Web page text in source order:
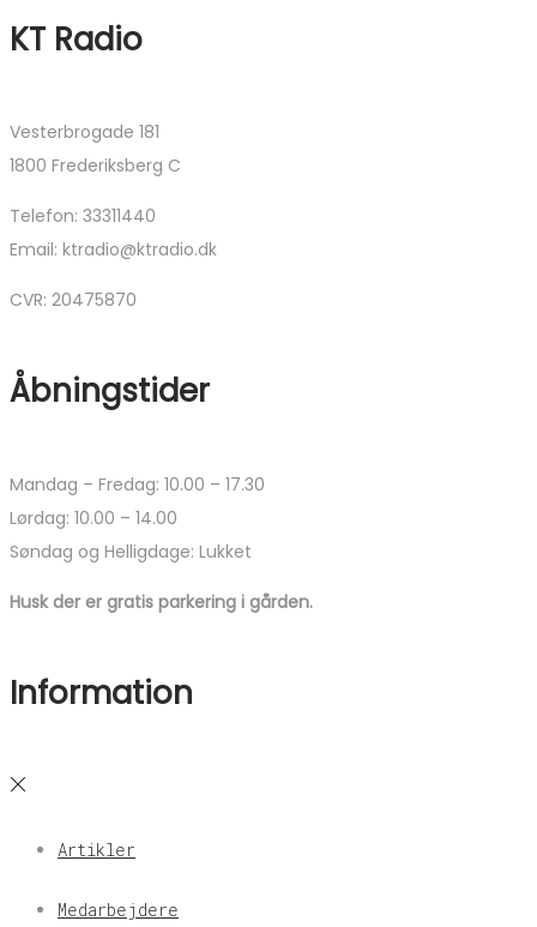
KT Radio
Vesterbrogade 181
1800 Frederiksberg C
Telefon: 33311440
Email: ktradio@ktradio.dk
CVR: 20475870
Åbningstider
Mandag – Fredag: 10.00 – 17.30
Lørdag: 10.00 – 14.00
Søndag og Helligdage: Lukket
Husk der er gratis parkering i gården.
Information
Artikler
Medarbejdere